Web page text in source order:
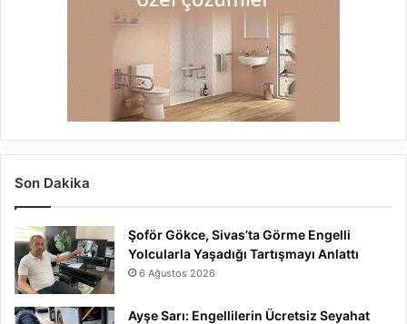
Son Dakika
Şoför Gökce, Sivas’ta Görme Engelli
Yolcularla Yaşadığı Tartışmayı Anlattı
6 Ağustos 2026
Ayşe Sarı: Engellilerin Ücretsiz Seyahat